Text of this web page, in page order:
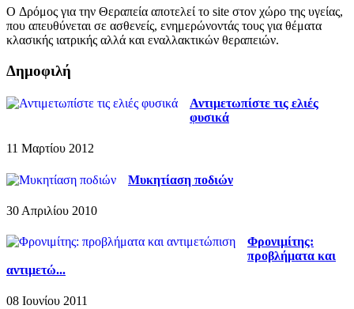
O Δρόμος για την Θεραπεία αποτελεί το site στον χώρο της υγείας,
που απευθύνεται σε ασθενείς, ενημερώνοντάς τους για θέματα
κλασικής ιατρικής αλλά και εναλλακτικών θεραπειών.
Δημοφιλή
Αντιμετωπίστε τις ελιές
φυσικά
11 Μαρτίου 2012
Μυκητίαση ποδιών
30 Απριλίου 2010
Φρονιμίτης:
προβλήματα και
αντιμετώ...
08 Ιουνίου 2011